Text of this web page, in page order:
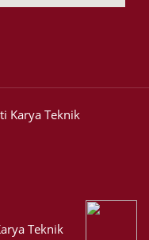
Karya Teknik
Teknik